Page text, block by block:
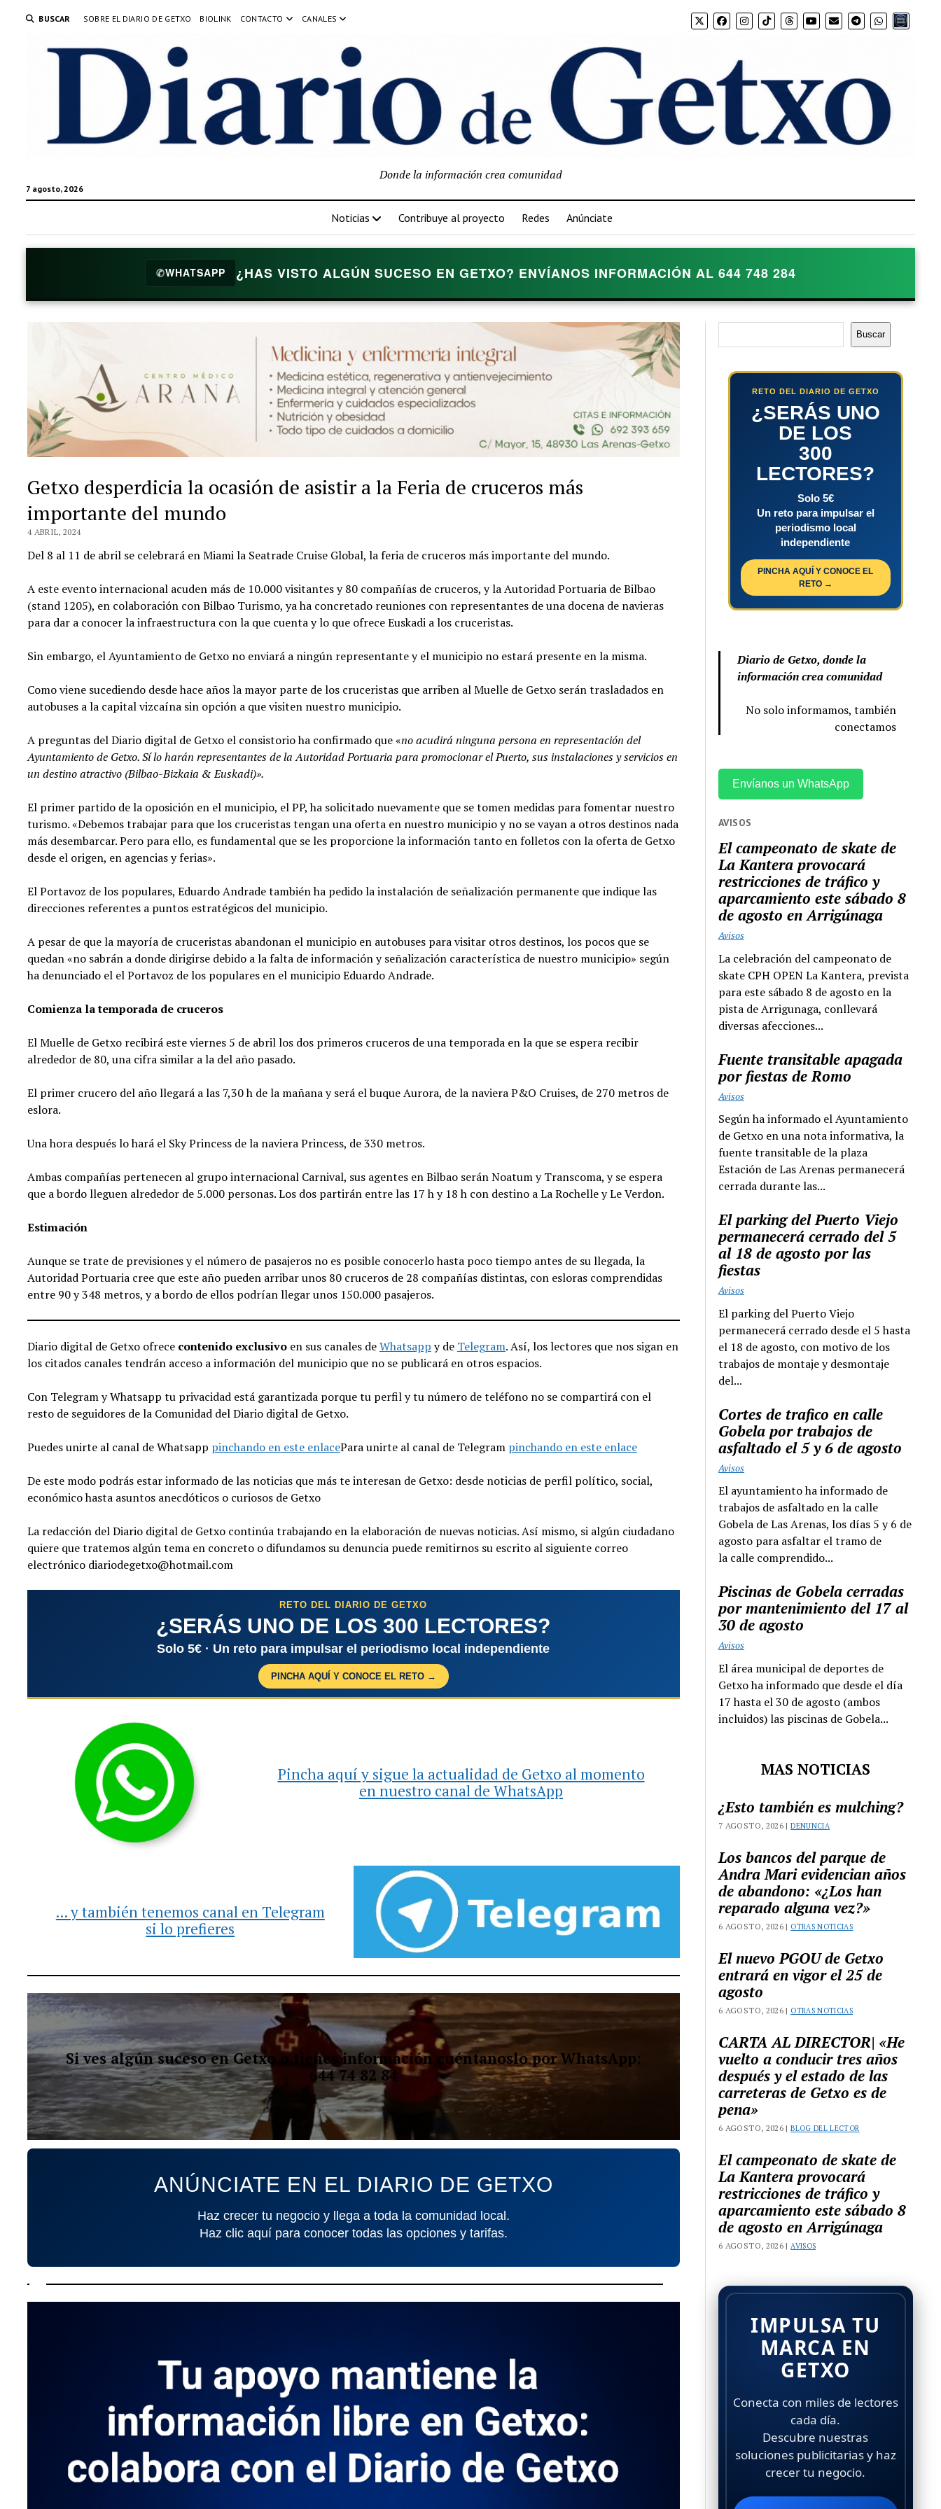
BUSCAR SOBRE EL DIARIO DE GETXO BIOLINK CONTACTO CANALES Bio.link
7 agosto, 2026
Donde la información crea comunidad
Noticias Contribuye al proyecto Redes Anúnciate
✆WHATSAPP ¿HAS VISTO ALGÚN SUCESO EN GETXO? ENVÍANOS INFORMACIÓN AL 644 748 284
Getxo desperdicia la ocasión de asistir a la Feria de cruceros más
importante del mundo
4 ABRIL, 2024
Del 8 al 11 de abril se celebrará en Miami la Seatrade Cruise Global, la feria de cruceros más importante del mundo.
A este evento internacional acuden más de 10.000 visitantes y 80 compañías de cruceros, y la Autoridad Portuaria de Bilbao
(stand 1205), en colaboración con Bilbao Turismo, ya ha concretado reuniones con representantes de una docena de navieras
para dar a conocer la infraestructura con la que cuenta y lo que ofrece Euskadi a los cruceristas.
Sin embargo, el Ayuntamiento de Getxo no enviará a ningún representante y el municipio no estará presente en la misma.
Como viene sucediendo desde hace años la mayor parte de los cruceristas que arriben al Muelle de Getxo serán trasladados en
autobuses a la capital vizcaína sin opción a que visiten nuestro municipio.
A preguntas del Diario digital de Getxo el consistorio ha confirmado que «no acudirá ninguna persona en representación del
Ayuntamiento de Getxo. Sí lo harán representantes de la Autoridad Portuaria para promocionar el Puerto, sus instalaciones y servicios en
un destino atractivo (Bilbao-Bizkaia & Euskadi)».
El primer partido de la oposición en el municipio, el PP, ha solicitado nuevamente que se tomen medidas para fomentar nuestro
turismo. «Debemos trabajar para que los cruceristas tengan una oferta en nuestro municipio y no se vayan a otros destinos nada
más desembarcar. Pero para ello, es fundamental que se les proporcione la información tanto en folletos con la oferta de Getxo
desde el origen, en agencias y ferias».
El Portavoz de los populares, Eduardo Andrade también ha pedido la instalación de señalización permanente que indique las
direcciones referentes a puntos estratégicos del municipio.
A pesar de que la mayoría de cruceristas abandonan el municipio en autobuses para visitar otros destinos, los pocos que se
quedan «no sabrán a donde dirigirse debido a la falta de información y señalización característica de nuestro municipio» según
ha denunciado el el Portavoz de los populares en el municipio Eduardo Andrade.
Comienza la temporada de cruceros
El Muelle de Getxo recibirá este viernes 5 de abril los dos primeros cruceros de una temporada en la que se espera recibir
alrededor de 80, una cifra similar a la del año pasado.
El primer crucero del año llegará a las 7,30 h de la mañana y será el buque Aurora, de la naviera P&O Cruises, de 270 metros de
eslora.
Una hora después lo hará el Sky Princess de la naviera Princess, de 330 metros.
Ambas compañías pertenecen al grupo internacional Carnival, sus agentes en Bilbao serán Noatum y Transcoma, y se espera
que a bordo lleguen alrededor de 5.000 personas. Los dos partirán entre las 17 h y 18 h con destino a La Rochelle y Le Verdon.
Estimación
Aunque se trate de previsiones y el número de pasajeros no es posible conocerlo hasta poco tiempo antes de su llegada, la
Autoridad Portuaria cree que este año pueden arribar unos 80 cruceros de 28 compañías distintas, con esloras comprendidas
entre 90 y 348 metros, y a bordo de ellos podrían llegar unos 150.000 pasajeros.
Diario digital de Getxo ofrece contenido exclusivoen sus canales deWhatsapp y de Telegram. Así, los lectores que nos sigan en
los citados canales tendrán acceso a información del municipio que no se publicará en otros espacios.
Con Telegram y Whatsapp tu privacidad está garantizada porque tu perfil y tu número de teléfono no se compartirá con el
resto de seguidores de la Comunidad del Diario digital de Getxo.
Puedes unirte al canal de Whatsapp pinchando en este enlacePara unirte al canal de Telegram pinchando en este enlace
De este modo podrás estar informado de las noticias que más te interesan de Getxo: desde noticias de perfil político, social,
económico hasta asuntos anecdóticos o curiosos de Getxo
La redacción del Diario digital de Getxo continúa trabajando en la elaboración de nuevas noticias. Así mismo, si algún ciudadano
quiere que tratemos algún tema en concreto o difundamos su denuncia puede remitirnos su escrito al siguiente correo
electrónico diariodegetxo@hotmail.com
RETO DEL DIARIO DE GETXO
¿SERÁS UNO DE LOS 300 LECTORES?
Solo 5€ · Un reto para impulsar el periodismo local independiente
PINCHA AQUÍ Y CONOCE EL RETO →
Pincha aquí y sigue la actualidad de Getxo al momento
en nuestro canal de WhatsApp
... y también tenemos canal en Telegram
si lo prefieres
Si ves algún suceso en Getxo o tienes información cuéntanoslo por WhatsApp:
644 74 82 84
ANÚNCIATE EN EL DIARIO DE GETXO
Haz crecer tu negocio y llega a toda la comunidad local.
Haz clic aquí para conocer todas las opciones y tarifas.
Buscar
RETO DEL DIARIO DE GETXO
¿SERÁS UNO
DE LOS
300
LECTORES?
Solo 5€
Un reto para impulsar el
periodismo local
independiente
PINCHA AQUÍ Y CONOCE EL
RETO →
Diario de Getxo, donde la
información crea comunidad
No solo informamos, también
conectamos
Envíanos un WhatsApp
AVISOS
El campeonato de skate de
La Kantera provocará
restricciones de tráfico y
aparcamiento este sábado 8
de agosto en Arrigúnaga
Avisos
La celebración del campeonato de
skate CPH OPEN La Kantera, prevista
para este sábado 8 de agosto en la
pista de Arrigunaga, conllevará
diversas afecciones...
Fuente transitable apagada
por fiestas de Romo
Avisos
Según ha informado el Ayuntamiento
de Getxo en una nota informativa, la
fuente transitable de la plaza
Estación de Las Arenas permanecerá
cerrada durante las...
El parking del Puerto Viejo
permanecerá cerrado del 5
al 18 de agosto por las
fiestas
Avisos
El parking del Puerto Viejo
permanecerá cerrado desde el 5 hasta
el 18 de agosto, con motivo de los
trabajos de montaje y desmontaje
del...
Cortes de trafico en calle
Gobela por trabajos de
asfaltado el 5 y 6 de agosto
Avisos
El ayuntamiento ha informado de
trabajos de asfaltado en la calle
Gobela de Las Arenas, los días 5 y 6 de
agosto para asfaltar el tramo de
la calle comprendido...
Piscinas de Gobela cerradas
por mantenimiento del 17 al
30 de agosto
Avisos
El área municipal de deportes de
Getxo ha informado que desde el día
17 hasta el 30 de agosto (ambos
incluidos) las piscinas de Gobela...
MAS NOTICIAS
¿Esto también es mulching?
7 AGOSTO, 2026 |DENUNCIA
Los bancos del parque de
Andra Mari evidencian años
de abandono: «¿Los han
reparado alguna vez?»
6 AGOSTO, 2026 | OTRAS NOTICIAS
El nuevo PGOU de Getxo
entrará en vigor el 25 de
agosto
6 AGOSTO, 2026 | OTRAS NOTICIAS
CARTA AL DIRECTOR| «He
vuelto a conducir tres años
después y el estado de las
carreteras de Getxo es de
pena»
6 AGOSTO, 2026 |BLOG DEL LECTOR
El campeonato de skate de
La Kantera provocará
restricciones de tráfico y
aparcamiento este sábado 8
de agosto en Arrigúnaga
6 AGOSTO, 2026 | AVISOS
IMPULSA TU
MARCA EN
GETXO
Conecta con miles de lectores
cada día.
Descubre nuestras
soluciones publicitarias y haz
crecer tu negocio.